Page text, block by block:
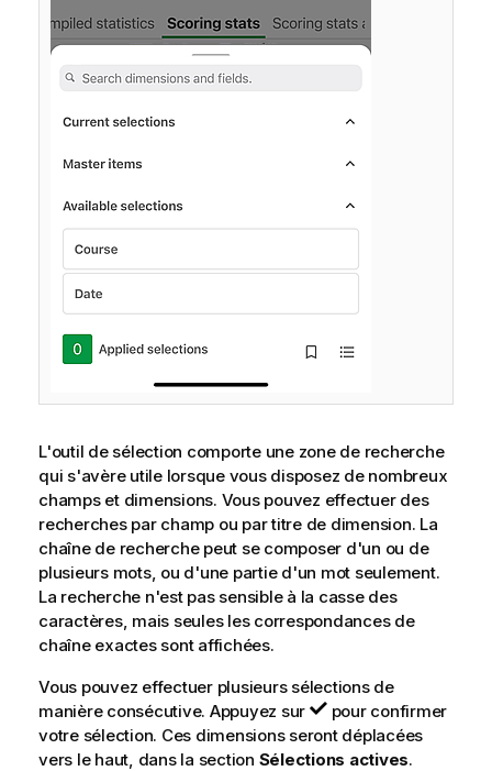
L'outil de sélection comporte une zone de recherche
qui s'avère utile lorsque vous disposez de nombreux
champs et dimensions. Vous pouvez effectuer des
recherches par champ ou par titre de dimension. La
chaîne de recherche peut se composer d'un ou de
plusieurs mots, ou d'une partie d'un mot seulement.
La recherche n'est pas sensible à la casse des
caractères, mais seules les correspondances de
chaîne exactes sont affichées.
Vous pouvez effectuer plusieurs sélections de
manière consécutive. Appuyez sur
pour confirmer
votre sélection. Ces dimensions seront déplacées
vers le haut, dans la section Sélections actives.